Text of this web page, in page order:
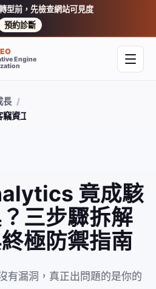
型前，先檢查網站可見度
預約診斷
Engine
開啟
長
資工具？三步驟拆解攻擊手法與終極
竟成駭
三步驟拆解
極防禦指南
有漏洞，真正出問題的是你的